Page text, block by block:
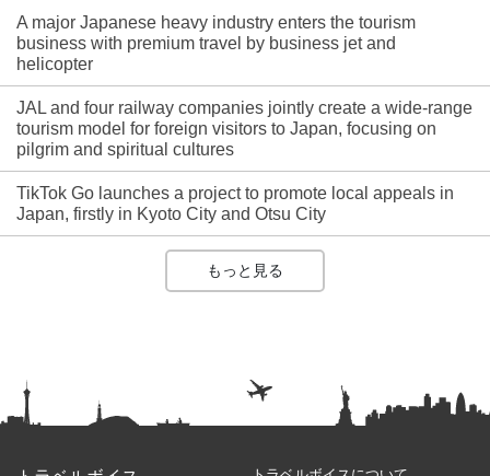
A major Japanese heavy industry enters the tourism
business with premium travel by business jet and
helicopter
JAL and four railway companies jointly create a wide-range
tourism model for foreign visitors to Japan, focusing on
pilgrim and spiritual cultures
TikTok Go launches a project to promote local appeals in
Japan, firstly in Kyoto City and Otsu City
もっと見る